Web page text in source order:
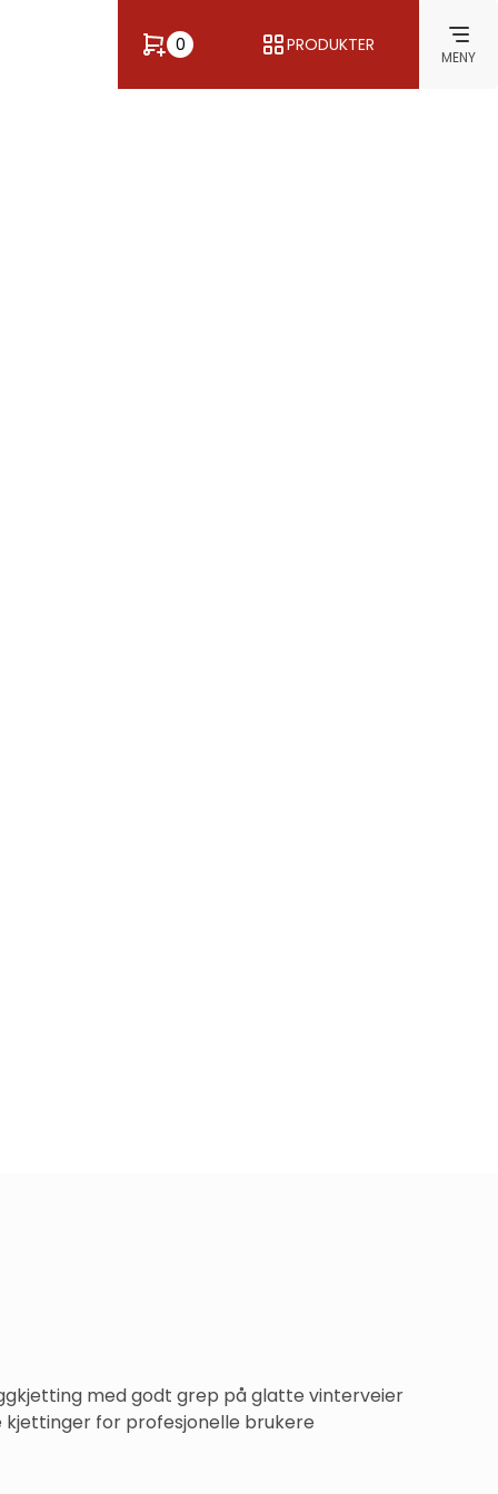
0 PRODUKTER
MENY
med godt grep på glatte vinterveier
for profesjonelle brukere